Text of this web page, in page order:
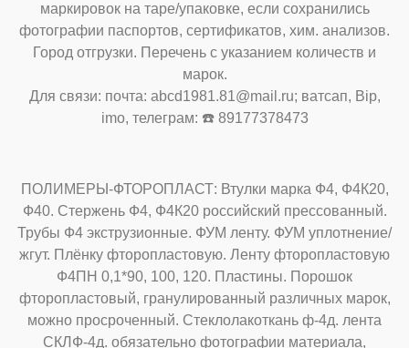
маркировок на таре/упаковке, если сохранились
фотографии паспортов, сертификатов, хим. анализов.
Город отгрузки. Перечень с указанием количеств и
марок.
Для связи: почта: abcd1981.81@mail.ru; ватсап, Bip,
imo, телеграм: ☎️ 89177378473
ПОЛИМЕРЫ-ФТОРОПЛАСТ: Втулки марка Ф4, Ф4К20,
Ф40. Стержень Ф4, Ф4К20 российский прессованный.
Трубы Ф4 экструзионные. ФУМ ленту. ФУМ уплотнение/
жгут. Плёнку фторопластовую. Ленту фторопластовую
Ф4ПН 0,1*90, 100, 120. Пластины. Порошок
фторопластовый, гранулированный различных марок,
можно просроченный. Стеклолакоткань ф-4д. лента
СКЛФ-4д. обязательно фотографии материала,